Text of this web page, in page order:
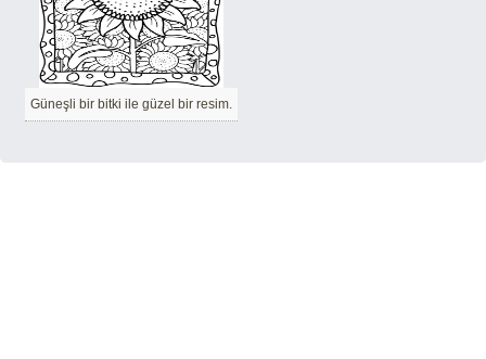
Güneşli bir bitki ile güzel bir resim.